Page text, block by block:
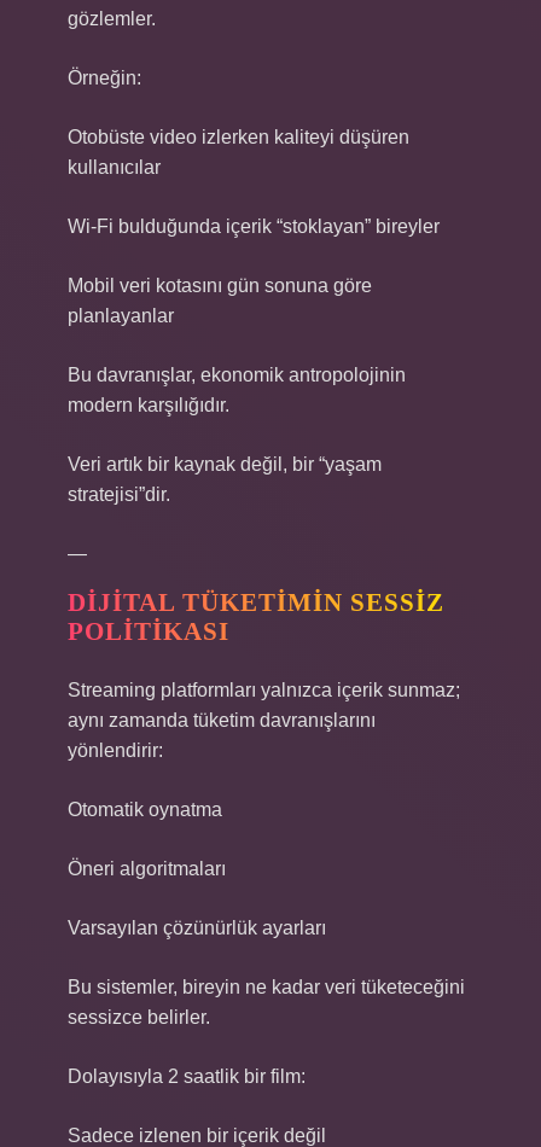
gözlemler.
Örneğin:
Otobüste video izlerken kaliteyi düşüren
kullanıcılar
Wi-Fi bulduğunda içerik “stoklayan” bireyler
Mobil veri kotasını gün sonuna göre
planlayanlar
Bu davranışlar, ekonomik antropolojinin
modern karşılığıdır.
Veri artık bir kaynak değil, bir “yaşam
stratejisi”dir.
—
DIJITAL TÜKETIMIN SESSIZ
POLITIKASI
Streaming platformları yalnızca içerik sunmaz;
aynı zamanda tüketim davranışlarını
yönlendirir:
Otomatik oynatma
Öneri algoritmaları
Varsayılan çözünürlük ayarları
Bu sistemler, bireyin ne kadar veri tüketeceğini
sessizce belirler.
Dolayısıyla 2 saatlik bir film:
Sadece izlenen bir içerik değil